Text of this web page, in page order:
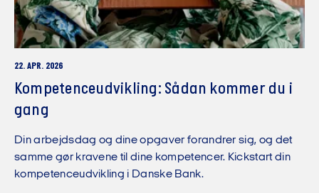
22. APR. 2026
Kompetenceudvikling: Sådan kommer du i
gang
Din arbejdsdag og dine opgaver forandrer sig, og det
samme gør kravene til dine kompetencer. Kickstart din
kompetenceudvikling i Danske Bank.